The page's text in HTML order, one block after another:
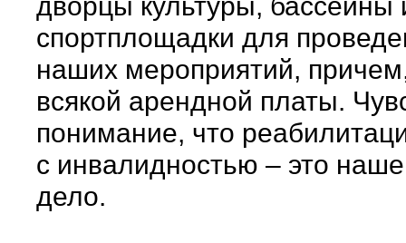
спортплощадки для
наших мероприятий,
всякой арендной платы.
понимание, что
с инвалидностью – это
дело.